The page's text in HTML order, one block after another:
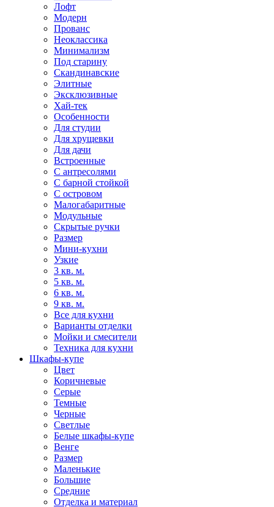
Лофт
Модерн
Прованс
Неоклассика
Минимализм
Под старину
Скандинавские
Элитные
Эксклюзивные
Хай-тек
Особенности
Для студии
Для хрущевки
Для дачи
Встроенные
С антресолями
С барной стойкой
С островом
Малогабаритные
Модульные
Скрытые ручки
Размер
Мини-кухни
Узкие
3 кв. м.
5 кв. м.
6 кв. м.
9 кв. м.
Все для кухни
Варианты отделки
Мойки и смесители
Техника для кухни
Шкафы-купе
Цвет
Коричневые
Серые
Темные
Черные
Светлые
Белые шкафы-купе
Венге
Размер
Маленькие
Большие
Средние
Отделка и материал